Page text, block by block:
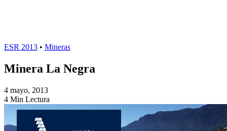
ESR 2013 • Mineras
Minera La Negra
4 mayo, 2013
4 Min Lectura